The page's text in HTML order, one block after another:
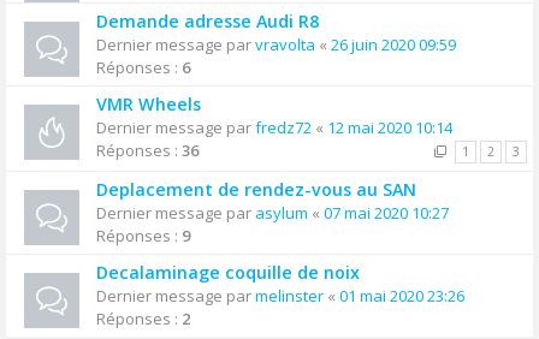
Demande adresse Audi R8
Dernier message parvravolta « 26 juin 2020 09:59
Réponses : 6
VMR Wheels
Dernier message parfredz72 « 12 mai 2020 10:14
Réponses : 36 1 2 3
Deplacement de rendez-vous au SAN
Dernier message par asylum « 07 mai 2020 10:27
Réponses : 9
Decalaminage coquille de noix
Dernier message parmelinster « 01 mai 2020 23:26
Réponses : 2